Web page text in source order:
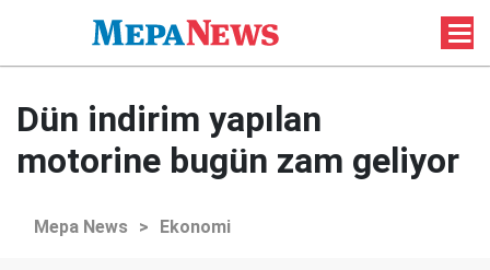
Dün indirim yapılan
motorine bugün zam geliyor
Mepa News > Ekonomi